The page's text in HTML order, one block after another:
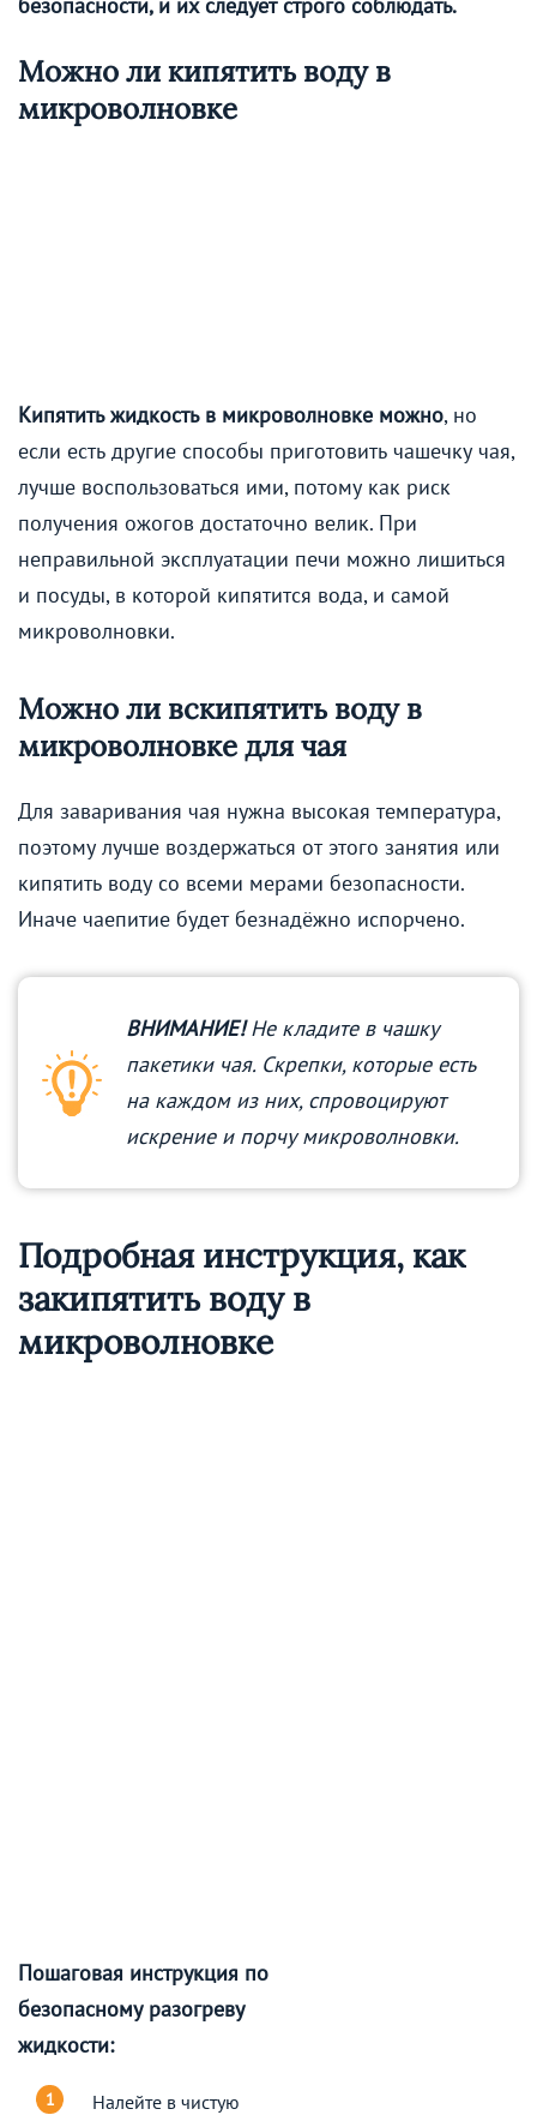
Можно ли кипятить воду в
микроволновке
Кипятить жидкость в микроволновке можно, но
если есть другие способы приготовить чашечку чая,
лучше воспользоваться ими, потому как риск
получения ожогов достаточно велик. При
неправильной эксплуатации печи можно лишиться
и посуды, в которой кипятится вода, и самой
микроволновки.
Можно ли вскипятить воду в
микроволновке для чая
Для заваривания чая нужна высокая температура,
поэтому лучше воздержаться от этого занятия или
кипятить воду со всеми мерами безопасности.
Иначе чаепитие будет безнадёжно испорчено.
ВНИМАНИЕ!Не кладите в чашку
пакетики чая. Скрепки, которые есть
на каждом из них, спровоцируют
искрение и порчу микроволновки.
Подробная инструкция, как
закипятить воду в
микроволновке
Пошаговая инструкция по
безопасному разогреву
жидкости:
Налейте в чистую